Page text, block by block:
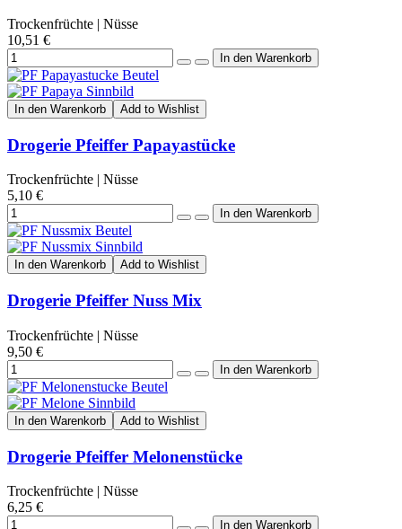
Trockenfrüchte | Nüsse
10,51 €
In den Warenkorb Add to Wishlist
Drogerie Pfeiffer Papayastücke
Trockenfrüchte | Nüsse
5,10 €
In den Warenkorb Add to Wishlist
Drogerie Pfeiffer Nuss Mix
Trockenfrüchte | Nüsse
9,50 €
In den Warenkorb Add to Wishlist
Drogerie Pfeiffer Melonenstücke
Trockenfrüchte | Nüsse
6,25 €